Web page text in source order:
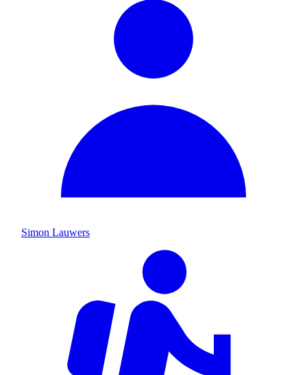
Simon Lauwers